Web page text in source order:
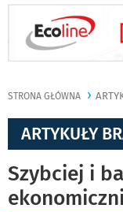
STRONA GŁÓWNA
ARTYKUŁY
Szybciej i